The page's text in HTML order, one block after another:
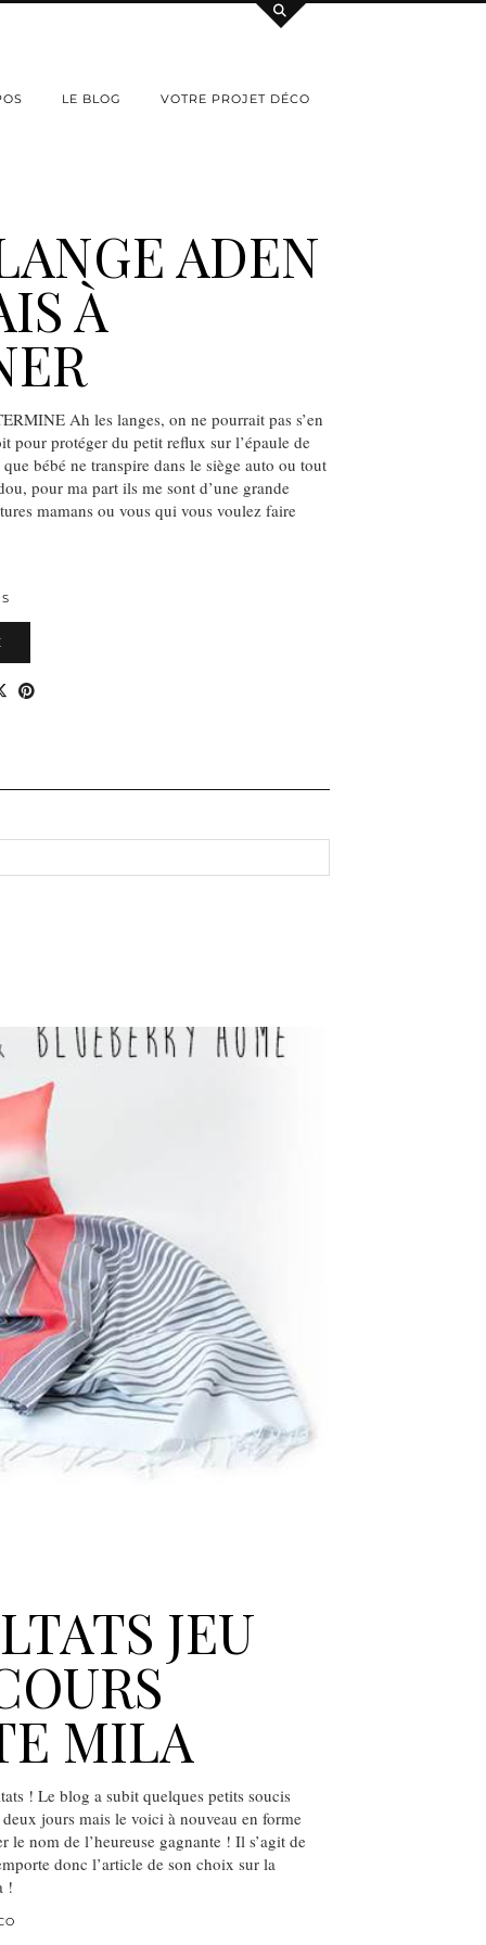
LE BLOG VOTRE PROJET DÉCO
ADEN
À
Ah les langes, on ne pourrait pas s’en
pour protéger du petit reflux sur l’épaule de
bébé ne transpire dans le siège auto ou tout
pour ma part ils me sont d’une grande
mamans ou vous qui vous voulez faire
JEU
MILA
! Le blog a subit quelques petits soucis
jours mais le voici à nouveau en forme
le nom de l’heureuse gagnante ! Il s’agit de
donc l’article de son choix sur la
!